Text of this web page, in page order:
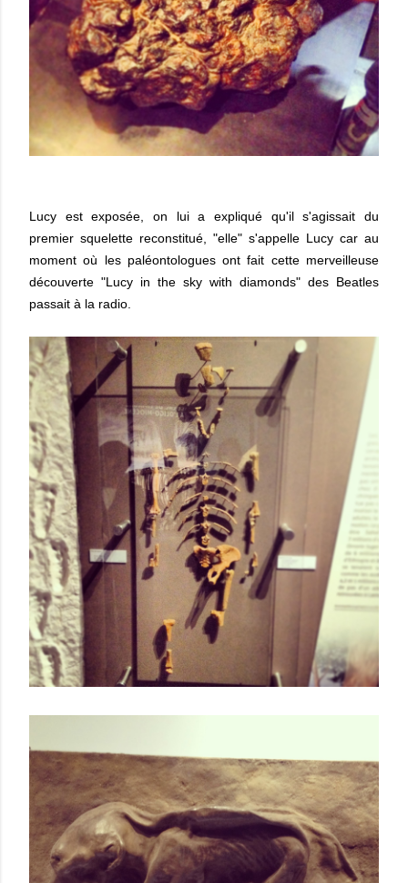
Lucy est exposée, on lui a expliqué qu'il s'agissait du
premier squelette reconstitué, "elle" s'appelle Lucy car au
moment où les paléontologues ont fait cette merveilleuse
découverte "Lucy in the sky with diamonds" des Beatles
passait à la radio.